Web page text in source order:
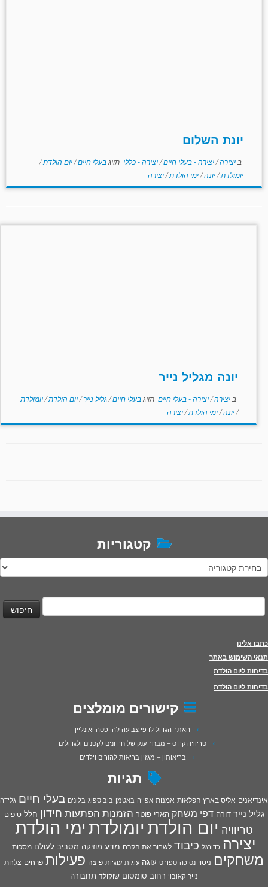
יונת השלום
ב יצירה/יצירה - בעלי חיים/יצירה - כללי תויגבעלי חיים/יום הולדת/
יומולדת/יונה/ימי הולדת/יצירה
יונה מגליל נייר
ב יצירה/יצירה - בעלי חיים תויגבעלי חיים/גליל נייר/יום הולדת/יומולדת
/יונה/ימי הולדת/יצירה
קטגוריות
קטגוריות
חיפוש:
כתבו אלינו
תנאי השימוש באתר
בדיחות ליום הולדת
בדיחות ליום הולדת
קישורים מומלצים
האתר הגדול לדפי צביעה להדפסה ואונליין
טריוויה קידס – מבחר ענק של חידונים לקטנים ולגדולים
בריאותון – מגזין בריאות להורים וילדים
תגיות
אינדיאנים אליס בארץ הפלאות אמנות אפייה באטמן בוב ספוג בלונים בעלי חיים גלידה
גליל נייר דורה דפי משחק הארי פוטר הזמנות הפתעות חידון חלל טיפים
טריוויה יום הולדתיומולדתימי הולדת
יצירה כדורגל כיבוד לשבור את הקרח מדע מוזיקה מסביב לעולם מסכות
משחקים ניסוי נסיכה ספורט עוגה עוגות עוגיות פיצה פעילות פרחים צלחת
נייר קאובוי רחוב סומסום שוקולד תחבורה